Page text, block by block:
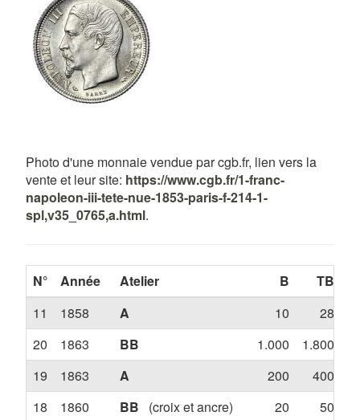
Photo d'une monnaie vendue par cgb.fr, lien vers la
vente et leur site: https://www.cgb.fr/1-franc-
napoleon-iii-tete-nue-1853-paris-f-214-1-
spl,v35_0765,a.html.
N° Année Atelier B TB
11
1858 A 10 28
20
1863 BB 1.000 1.800
19
1863 A 200 400
18
1860 BB (croix et ancre) 20 50